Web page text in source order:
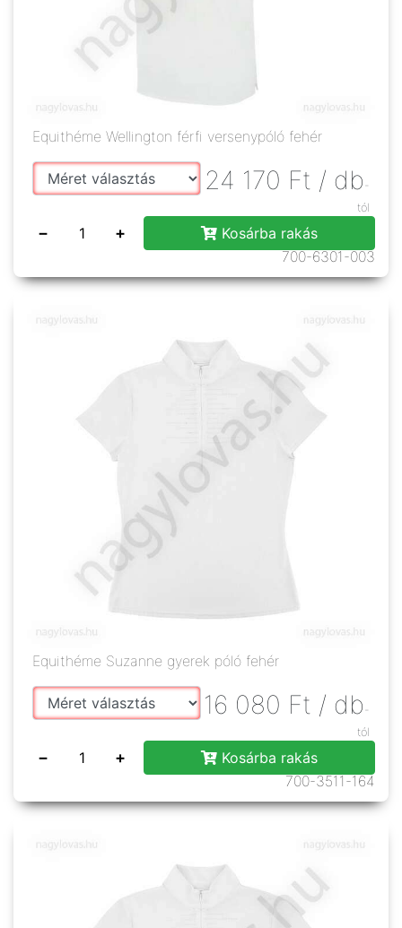
Equithéme Wellington férfi versenypóló fehér
24 170 Ft / db -
tól
− +
Kosárba rakás
700-6301-003
Equithéme Suzanne gyerek póló fehér
16 080 Ft / db -
tól
− +
Kosárba rakás
700-3511-164